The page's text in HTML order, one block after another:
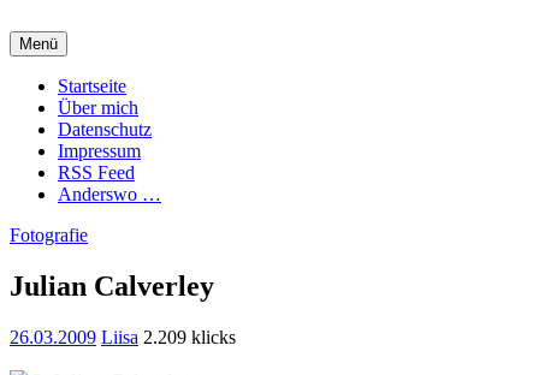
Inhalt
springen
Charming Quark
Menü
Startseite
Über mich
Datenschutz
Impressum
RSS Feed
Anderswo …
Fotografie
Julian Calverley
26.03.2009 Liisa 2.209 klicks